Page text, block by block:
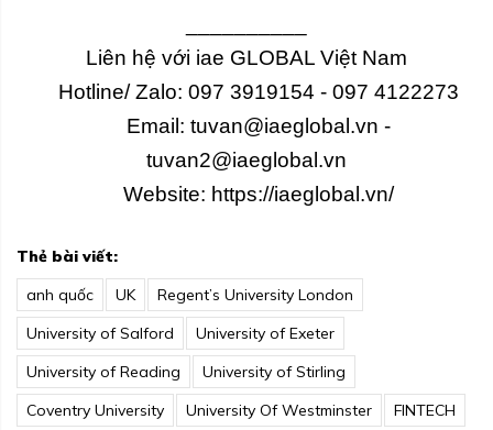
Liên hệ với iae GLOBAL Việt Nam
Hotline/ Zalo: 097 3919154 - 097 4122273
Email: tuvan@iaeglobal.vn -
tuvan2@iaeglobal.vn
Website: https://iaeglobal.vn/
Thẻ bài viết:
anh quốc
UK
Regent’s University London
University of Salford
University of Exeter
University of Reading
University of Stirling
Coventry University
University Of Westminster FINTECH